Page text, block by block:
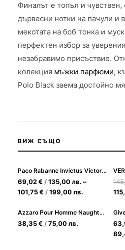
Финалът е топъл и
дървесни нотки на пачули и
мекотата на боб тонка и
перфектен избор за
незабравимо присъствие.
колекция мъжки парфюми,
Polo Black заема достойно
ВИЖ СЪЩО
Paco Rabanne Invictus Victory Elixir
69,02€ /135,00лв. –
101,75€ /199,00лв.
Azzaro Pour Homme Naughty Leather EDT 100ml за Мъже
38,35€ /75,00лв.